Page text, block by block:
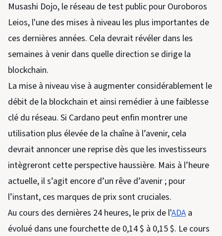
Musashi Dojo, le réseau de test public pour Ouroboros
Leios, l'une des mises à niveau les plus importantes de
ces dernières années. Cela devrait révéler dans les
semaines à venir dans quelle direction se dirige la
blockchain.
La mise à niveau vise à augmenter considérablement le
débit de la blockchain et ainsi remédier à une faiblesse
clé du réseau. Si Cardano peut enfin montrer une
utilisation plus élevée de la chaîne à l’avenir, cela
devrait annoncer une reprise dès que les investisseurs
intègreront cette perspective haussière. Mais à l’heure
actuelle, il s’agit encore d’un rêve d’avenir ; pour
l’instant, ces marques de prix sont cruciales.
Au cours des dernières 24 heures, le prix de l'ADA a
évolué dans une fourchette de 0,14 $ à 0,15 $. Le cours